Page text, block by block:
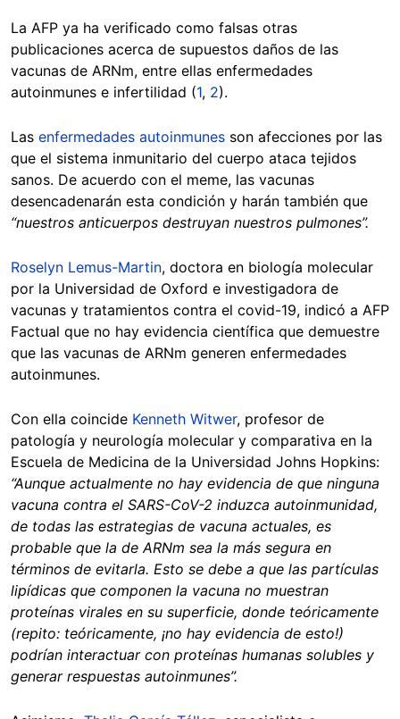
La AFP ya ha verificado como falsas otras
publicaciones acerca de supuestos daños de las
vacunas de ARNm, entre ellas enfermedades
autoinmunes e infertilidad (1, 2).
Las enfermedades autoinmunes son afecciones por las
que el sistema inmunitario del cuerpo ataca tejidos
sanos. De acuerdo con el meme, las vacunas
desencadenarán esta condición y harán también que
“nuestros anticuerpos destruyan nuestros pulmones”.
Roselyn Lemus-Martin, doctora en biología molecular
por la Universidad de Oxford e investigadora de
vacunas y tratamientos contra el covid-19, indicó a AFP
Factual que no hay evidencia científica que demuestre
que las vacunas de ARNm generen enfermedades
autoinmunes.
Con ella coincide Kenneth Witwer, profesor de
patología y neurología molecular y comparativa en la
Escuela de Medicina de la Universidad Johns Hopkins:
“Aunque actualmente no hay evidencia de que ninguna
vacuna contra el SARS-CoV-2 induzca autoinmunidad,
de todas las estrategias de vacuna actuales, es
probable que la de ARNm sea la más segura en
términos de evitarla. Esto se debe a que las partículas
lipídicas que componen la vacuna no muestran
proteínas virales en su superficie, donde teóricamente
(repito: teóricamente, ¡no hay evidencia de esto!)
podrían interactuar con proteínas humanas solubles y
generar respuestas autoinmunes”.